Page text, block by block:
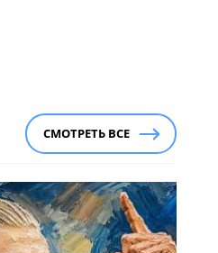
СМОТРЕТЬ ВСЕ